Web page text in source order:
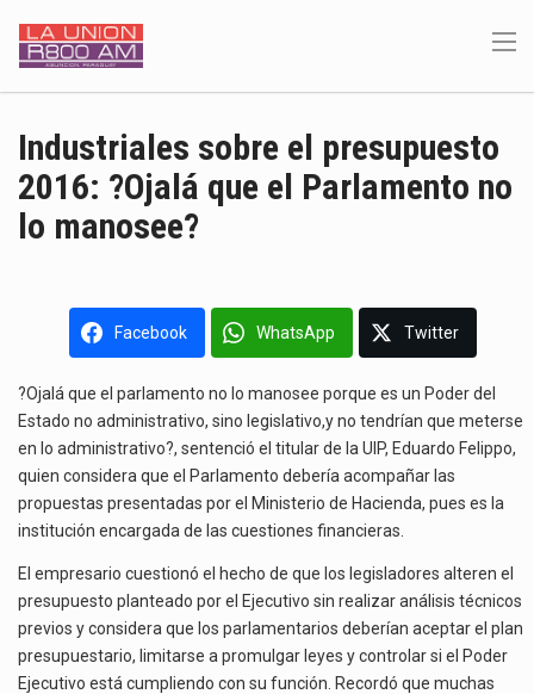
Industriales sobre el presupuesto
2016: ?Ojalá que el Parlamento no
lo manosee?
Facebook WhatsApp Twitter
?Ojalá que el parlamento no lo manosee porque es un Poder del
Estado no administrativo, sino legislativo,y no tendrían que meterse
en lo administrativo?, sentenció el titular de la UIP, Eduardo Felippo,
quien considera que el Parlamento debería acompañar las
propuestas presentadas por el Ministerio de Hacienda, pues es la
institución encargada de las cuestiones financieras.
El empresario cuestionó el hecho de que los legisladores alteren el
presupuesto planteado por el Ejecutivo sin realizar análisis técnicos
previos y considera que los parlamentarios deberían aceptar el plan
presupuestario, limitarse a promulgar leyes y controlar si el Poder
Ejecutivo está cumpliendo con su función. Recordó que muchas